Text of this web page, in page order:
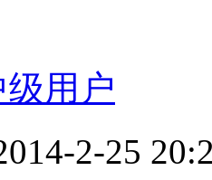
级用户
2-25